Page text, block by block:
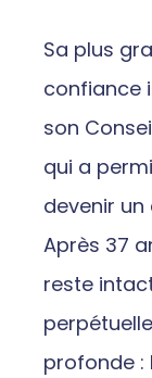
Sa plus
confiance
son
qui a
devenir
Après 37
reste
profonde :